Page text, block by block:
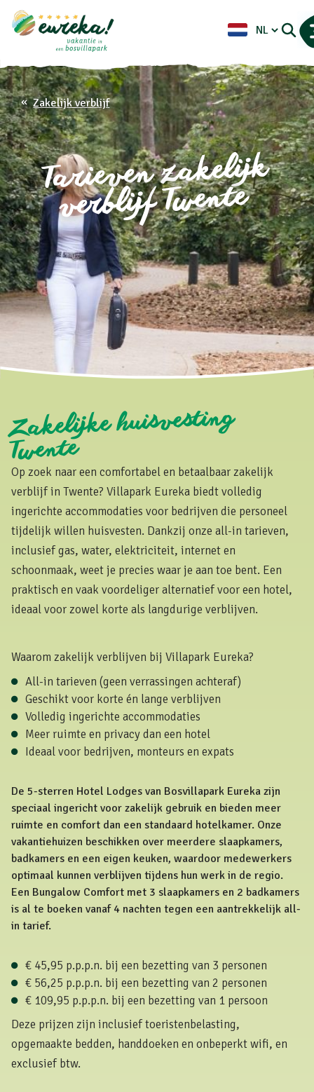
Tarieven zakelijk
verblijf Twente
Zakelijk verblijf
Zakelijke huisvesting
Twente
Op zoek naar een comfortabel en betaalbaar zakelijk
verblijf in Twente? Villapark Eureka biedt volledig
ingerichte accommodaties voor bedrijven die personeel
tijdelijk willen huisvesten. Dankzij onze all-in tarieven,
inclusief gas, water, elektriciteit, internet en
schoonmaak, weet je precies waar je aan toe bent. Een
praktisch en vaak voordeliger alternatief voor een hotel,
ideaal voor zowel korte als langdurige verblijven.
Waarom zakelijk verblijven bij Villapark Eureka?
All-in tarieven (geen verrassingen achteraf)
Geschikt voor korte én lange verblijven
Volledig ingerichte accommodaties
Meer ruimte en privacy dan een hotel
Ideaal voor bedrijven, monteurs en expats
De 5-sterren Hotel Lodges van Bosvillapark Eureka zijn
speciaal ingericht voor zakelijk gebruik en bieden meer
ruimte en comfort dan een standaard hotelkamer. Onze
vakantiehuizen beschikken over meerdere slaapkamers,
badkamers en een eigen keuken, waardoor medewerkers
optimaal kunnen verblijven tijdens hun werk in de regio.
Een Bungalow Comfort met 3 slaapkamers en 2 badkamers
is al te boeken vanaf 4 nachten tegen een aantrekkelijk all-
in tarief.
€ 45,95 p.p.p.n. bij een bezetting van 3 personen
€ 56,25 p.p.p.n. bij een bezetting van 2 personen
€ 109,95 p.p.p.n. bij een bezetting van 1 persoon
Deze prijzen zijn inclusief toeristenbelasting,
opgemaakte bedden, handdoeken en onbeperkt wifi, en
exclusief btw.